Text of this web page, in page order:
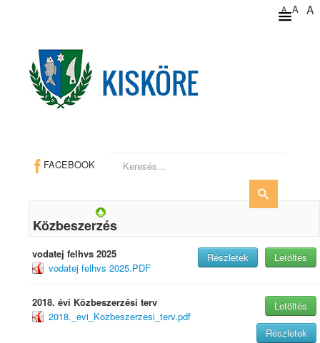
A A A
FACEBOOK
Közbeszerzés
vodatej felhvs 2025
vodatej felhvs 2025.PDF
Letöltés
Részletek
2018. évi Közbeszerzési terv
2018._evi_Kozbeszerzesi_terv.pdf
Letöltés
Részletek